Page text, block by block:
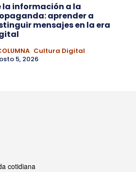
la información a la
aprender a
mensajes en la era
Cultura Digital
5, 2026
cotidiana